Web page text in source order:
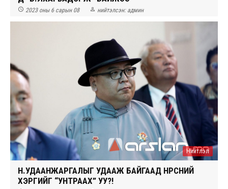
 2023 оны 6 сарын 08  нийтэлсэн: админ
Нийтлэл
Н.УДААНЖАРГАЛЫГ УДААЖ БАЙГААД НҮҮРСНИЙ
ХЭРГИЙГ “УНТРААХ” УУ?!